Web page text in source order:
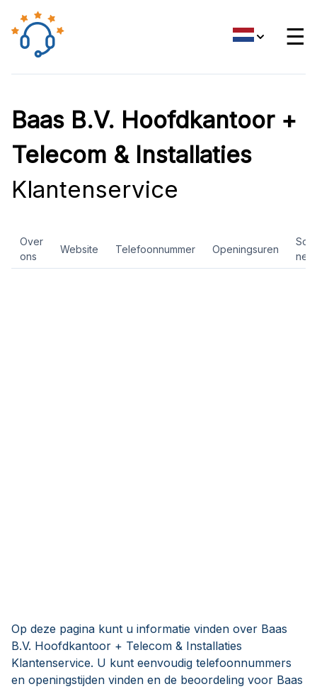
☰
Baas B.V. Hoofdkantoor +
Telecom & Installaties
Klantenservice
Over
ons
Website Telefoonnummer Openingsuren
Op deze pagina kunt u informatie vinden over Baas
B.V. Hoofdkantoor + Telecom & Installaties
Klantenservice. U kunt eenvoudig telefoonnummers
en openingstijden vinden en de beoordeling voor Baas